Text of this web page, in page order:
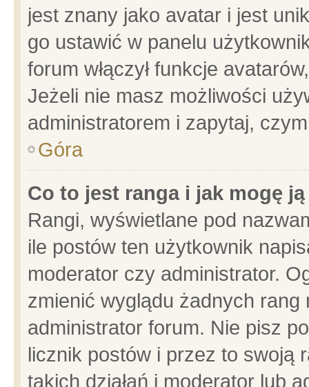
jest znany jako avatar i jest
go ustawić w panelu
forum włączył funkcje
Jeżeli nie masz możliwości
administratorem i zapytaj,
Góra
Co to jest ranga i jak mogę
Rangi, wyświetlane pod
ile postów ten użytkownik
moderator czy administrator.
zmienić wyglądu żadnych
administrator forum. Nie pisz
licznik postów i przez to swoją
takich działań i moderator lub